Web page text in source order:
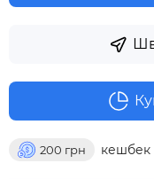
200 грн кешбек